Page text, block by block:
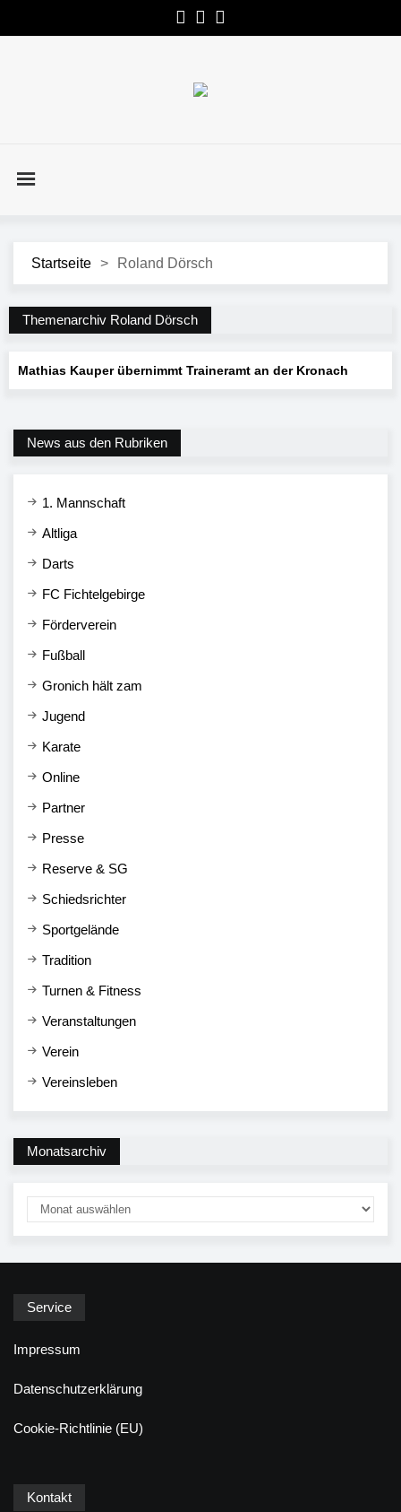
Startseite > Roland Dörsch
Themenarchiv Roland Dörsch
Mathias Kauper übernimmt Traineramt an der Kronach
News aus den Rubriken
1. Mannschaft
Altliga
Darts
FC Fichtelgebirge
Förderverein
Fußball
Gronich hält zam
Jugend
Karate
Online
Partner
Presse
Reserve & SG
Schiedsrichter
Sportgelände
Tradition
Turnen & Fitness
Veranstaltungen
Verein
Vereinsleben
Monatsarchiv
Service
Impressum
Datenschutzerklärung
Cookie-Richtlinie (EU)
Kontakt